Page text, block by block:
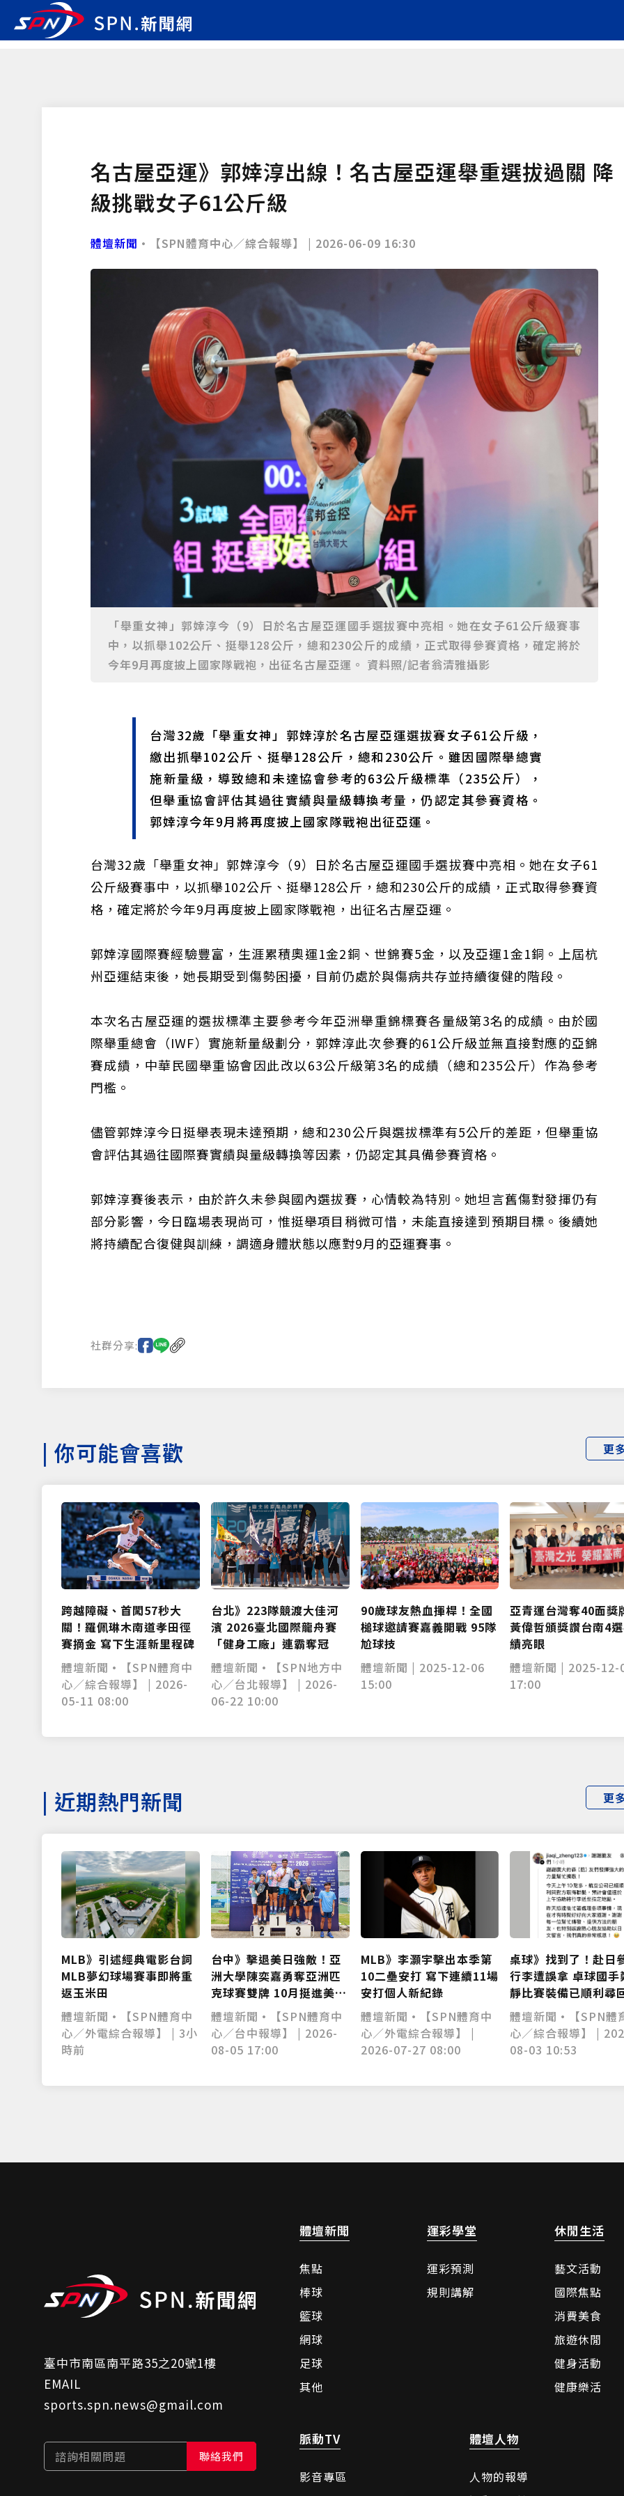
名古屋亞運》郭婞淳出線！名古屋亞運舉重選拔過關 降
級挑戰女子61公斤級
體壇新聞 •【SPN體育中心／綜合報導】 | 2026-06-09 16:30
「舉重女神」郭婞淳今（9）日於名古屋亞運國手選拔賽中亮相。她在女子61公斤級賽事
中，以抓舉102公斤、挺舉128公斤，總和230公斤的成績，正式取得參賽資格，確定將於
今年9月再度披上國家隊戰袍，出征名古屋亞運。 資料照/記者翁清雅攝影
台灣32歲「舉重女神」郭婞淳於名古屋亞運選拔賽女子61公斤級，
繳出抓舉102公斤、挺舉128公斤，總和230公斤。雖因國際舉總實
施新量級，導致總和未達協會參考的63公斤級標準（235公斤），
但舉重協會評估其過往實績與量級轉換考量，仍認定其參賽資格。
郭婞淳今年9月將再度披上國家隊戰袍出征亞運。
台灣32歲「舉重女神」郭婞淳今（9）日於名古屋亞運國手選拔賽中亮相。她在女子61
公斤級賽事中，以抓舉102公斤、挺舉128公斤，總和230公斤的成績，正式取得參賽資
格，確定將於今年9月再度披上國家隊戰袍，出征名古屋亞運。
郭婞淳國際賽經驗豐富，生涯累積奧運1金2銅、世錦賽5金，以及亞運1金1銅。上屆杭
州亞運結束後，她長期受到傷勢困擾，目前仍處於與傷病共存並持續復健的階段。
本次名古屋亞運的選拔標準主要參考今年亞洲舉重錦標賽各量級第3名的成績。由於國
際舉重總會（IWF）實施新量級劃分，郭婞淳此次參賽的61公斤級並無直接對應的亞錦
賽成績，中華民國舉重協會因此改以63公斤級第3名的成績（總和235公斤）作為參考
門檻。
儘管郭婞淳今日挺舉表現未達預期，總和230公斤與選拔標準有5公斤的差距，但舉重協
會評估其過往國際賽實績與量級轉換等因素，仍認定其具備參賽資格。
郭婞淳賽後表示，由於許久未參與國內選拔賽，心情較為特別。她坦言舊傷對發揮仍有
部分影響，今日臨場表現尚可，惟挺舉項目稍微可惜，未能直接達到預期目標。後續她
將持續配合復健與訓練，調適身體狀態以應對9月的亞運賽事。
社群分享:
| 你可能會喜歡 更
跨越障礙、首闖57秒大
關！羅佩琳木南道孝田徑
賽摘金 寫下生涯新里程碑
體壇新聞•【SPN體育中
心／綜合報導】 | 2026-
05-11 08:00
台北》223隊競渡大佳河
濱 2026臺北國際龍舟賽
「健身工廠」連霸奪冠
體壇新聞•【SPN地方中
心／台北報導】 | 2026-
06-22 10:00
90歲球友熱血揮桿！全國
槌球邀請賽嘉義開戰 95隊
尬球技
體壇新聞 | 2025-12-06
15:00
亞青運台灣奪40面
黃偉哲頒獎讚台南4
績亮眼
體壇新聞 | 2025-12-
17:00
| 近期熱門新聞 更
MLB》引述經典電影台詞
MLB夢幻球場賽事即將重
返玉米田
體壇新聞•【SPN體育中
心／外電綜合報導】 | 3小
時前
台中》擊退美日強敵！亞
洲大學陳奕嘉勇奪亞洲匹
克球賽雙牌 10月挺進美國
世界賽
體壇新聞•【SPN體育中
心／台中報導】 | 2026-
08-05 17:00
MLB》李灝宇擊出本季第
10二壘安打 寫下連續11場
安打個人新紀錄
體壇新聞•【SPN體育中
心／外電綜合報導】 |
2026-07-27 08:00
桌球》找到了！赴日
行李遭誤拿 卓球國手
靜比賽裝備已順利尋
體壇新聞•【SPN體
心／綜合報導】 |
08-03 10:53
臺中市南區南平路35之20號1樓
EMAIL
sports.spn.news@gmail.com
諮詢相關問題 聯絡我們
體壇新聞
焦點
棒球
籃球
網球
足球
其他
運彩學堂
運彩預測
規則講解
休閒生活
藝文活動
國際焦點
消費美食
旅遊休閒
健身活動
健康樂活
脈動TV
影音專區
體壇人物
人物的報導
僅必需的Cookies 同意